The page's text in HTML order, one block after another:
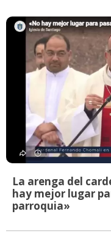
La arenga del
hay mejor lugar
parroquia»